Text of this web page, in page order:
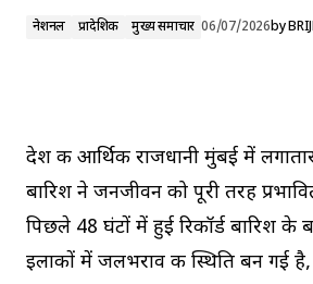
नेशनल प्रादेशिक मुख्य समाचार 06/07/2026by
देश की आर्थिक राजधानी मुंबई में
बारिश ने जनजीवन को पूरी तरह
पिछले 48 घंटों में हुई रिकॉर्ड बारिश
इलाकों में जलभराव की स्थिति बन गई